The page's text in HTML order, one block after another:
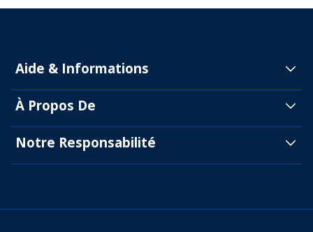
Aide & Informations
À Propos De
Notre Responsabilité